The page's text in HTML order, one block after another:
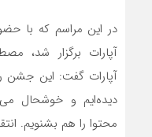
در این مراسم که با
آپارات برگزار شد،
آپارات گفت: این جشن
دیده‌ایم و خوشحال
محتوا را هم بشنویم.